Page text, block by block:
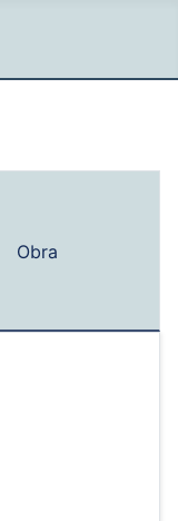
Obra